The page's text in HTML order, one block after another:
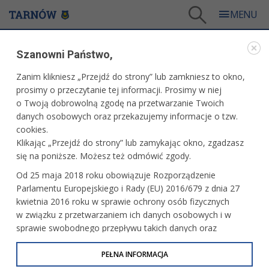
II liga małopolska siatkówki mężczyzn: MUKS Sokół Gumniska Tarnów - Gród Czop
WARTO ZOBACZYĆ
II LIGA MAŁOPOLSKA SIATKÓWKI MĘŻCZYZN:
MUKS SOKÓŁ GUMNISKA TARNÓW - GRÓD CZOP
PODEGRODZIE
PRZECZYTAJ O MECZU
Szanowni Państwo,
Zanim klikniesz „Przejdź do strony” lub zamkniesz to okno,
prosimy o przeczytanie tej informacji. Prosimy w niej
o Twoją dobrowolną zgodę na przetwarzanie Twoich
danych osobowych oraz przekazujemy informacje o tzw.
cookies.
Klikając „Przejdź do strony” lub zamykając okno, zgadzasz
się na poniższe. Możesz też odmówić zgody.
Od 25 maja 2018 roku obowiązuje Rozporządzenie
Parlamentu Europejskiego i Rady (EU) 2016/679 z dnia 27
kwietnia 2016 roku w sprawie ochrony osób fizycznych
w związku z przetwarzaniem ich danych osobowych i w
sprawie swobodnego przepływu takich danych oraz
uchylenia dyrektywy 95/46/WE (określane jako RODO, GDPR
lub Ogólne Rozporządzenie o Ochronie Danych
PEŁNA INFORMACJA